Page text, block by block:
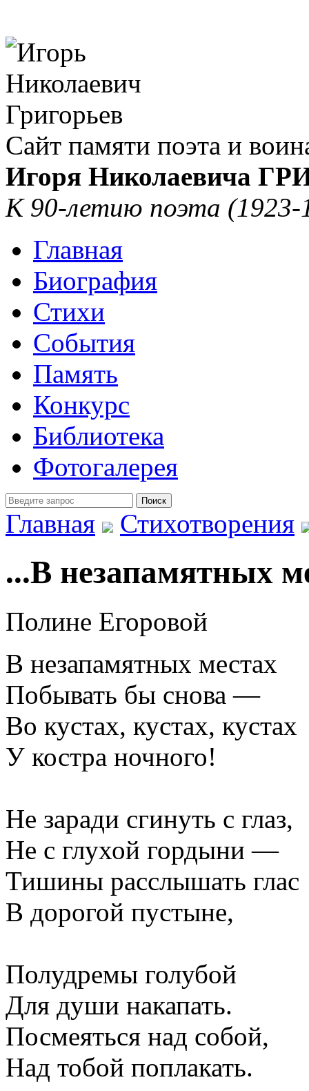
Сайт памяти поэта и
Игоря Николаевича
К 90-летию поэта (1923-
Главная
Биография
Стихи
События
Память
Конкурс
Библиотека
Фотогалерея
Главная
Стихотворения
...В незапамятных
Полине Егоровой
В незапамятных местах
Побывать бы снова —
Во кустах, кустах, кустах
У костра ночного!
Не заради сгинуть с глаз,
Не с глухой гордыни —
Тишины расслышать глас
В дорогой пустыне,
Полудремы голубой
Для души накапать.
Посмеяться над собой,
Над тобой поплакать.